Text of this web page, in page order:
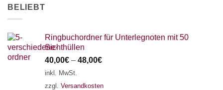
BELIEBT
Ringbuchordner für Unterlegnoten mit 50
Sichthüllen
40,00€ – 48,00€
inkl. MwSt.
zzgl. Versandkosten